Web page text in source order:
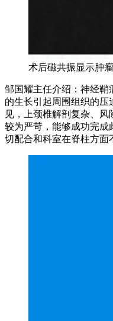
术后磁共振显示肿
邹国耀主任介绍：神经鞘
的生长引起周围组织的
见，上颈椎解剖复杂、
较为严苛，能够成功完成
切配合和科室在脊柱方面